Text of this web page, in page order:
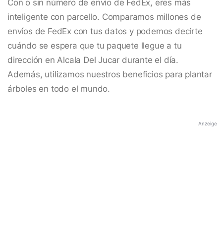
Con o sin número de envío de FedEx, eres más
inteligente con parcello. Comparamos millones de
envíos de FedEx con tus datos y podemos decirte
cuándo se espera que tu paquete llegue a tu
dirección en Alcala Del Jucar durante el día.
Además, utilizamos nuestros beneficios para plantar
árboles en todo el mundo.
Anzeige